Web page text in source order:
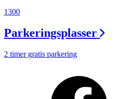
1300
Parkeringsplasser
2 timer gratis parkering